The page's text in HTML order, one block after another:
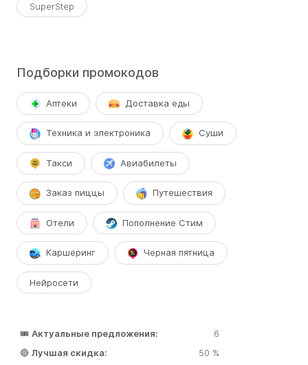
SuperStep
Подборки промокодов
Аптеки Доставка еды
Техника и электроника Суши
Такси Авиабилеты
Заказ пиццы Путешествия
Отели Пополнение Стим
Каршеринг Черная пятница
Нейросети
🎟️ Актуальные предложения:
6
🔴 Лучшая скидка:
50 %